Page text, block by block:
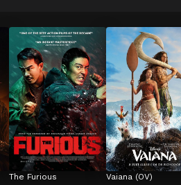
The Furious Vaiana (OV)